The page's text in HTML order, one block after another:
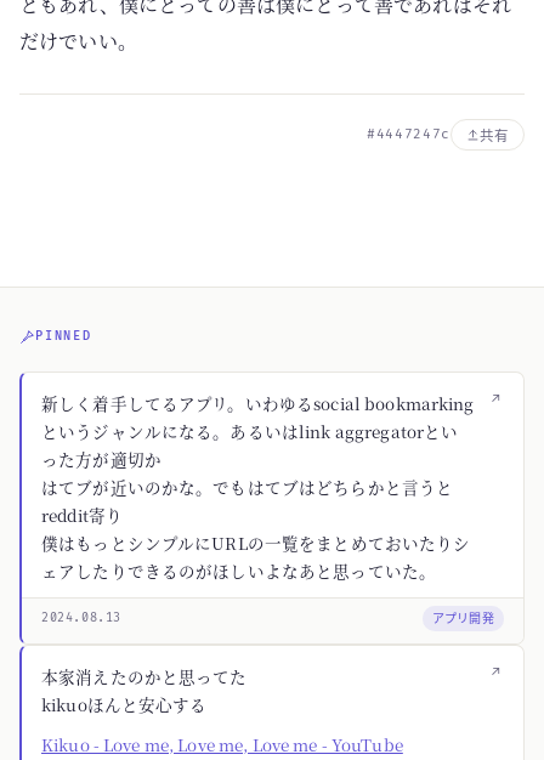
だけでいい。
#4447247c 共有
PINNED
↗
新しく着手してるアプリ。いわゆるsocial bookmarking
というジャンルになる。あるいはlink aggregatorとい
った方が適切か
はてブが近いのかな。でもはてブはどちらかと言うと
reddit寄り
僕はもっとシンプルにURLの一覧をまとめておいたりシ
ェアしたりできるのがほしいよなあと思っていた。
2024.08.13 アプリ開発
↗
本家消えたのかと思ってた
kikuoほんと安心する
Kikuo - Love me, Love me, Love me - YouTube